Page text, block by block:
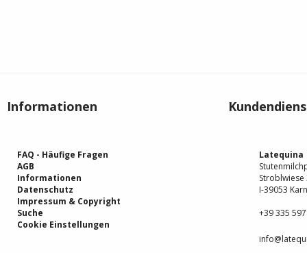
Informationen
FAQ - Häufige Fragen
AGB
Informationen
Datenschutz
Impressum & Copyright
Suche
Cookie Einstellungen
Latequina
Stroblwiese
I-39053
+39 335